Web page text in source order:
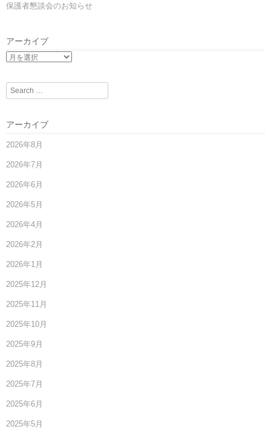
保護者懇談会のお知らせ
アーカイブ
Search
アーカイブ
2026年8月
2026年7月
2026年6月
2026年5月
2026年4月
2026年2月
2026年1月
2025年12月
2025年11月
2025年10月
2025年9月
2025年8月
2025年7月
2025年6月
2025年5月